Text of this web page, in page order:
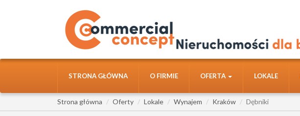
STRONA GŁÓWNA O FIRMIE OFERTA LOKALE
Strona główna Oferty Lokale Wynajem Kraków Dębniki